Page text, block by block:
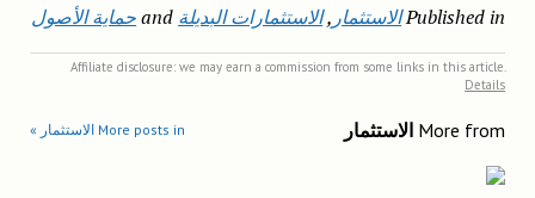
Published inالاستثمار ,الاستثمارات البديلة حماية الأصول
Affiliate disclosure: we may earn a commission from some links in this article.
Details
More from الاستثمار More posts in الاستثمار »